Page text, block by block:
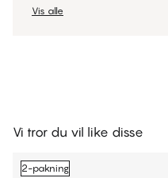
Vis alle
Vi tror du vil like disse
2-pakning